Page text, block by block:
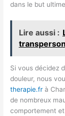
dans le but
Lire aussi :
Si vous décidez
douleur, nous
therapie.fr à
de nombreux
comportement